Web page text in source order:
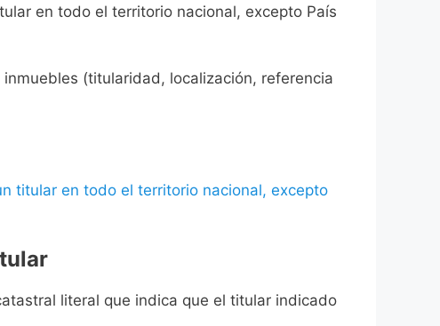
en todo el territorio nacional, excepto País
(titularidad, localización, referencia
titular en todo el territorio nacional, excepto
literal que indica que el titular indicado